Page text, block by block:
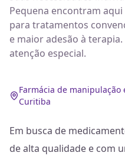
Pequena encontram
para tratamentos
e maior adesão à
atenção especial.
Farmácia de manipulação
Curitiba
Em busca de
de alta qualidade e com